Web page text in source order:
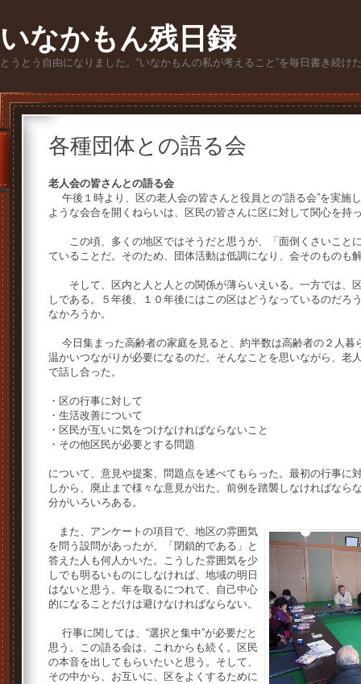
いなかもん残日録
とうとう自由になりました。“いなかもんの私が考えること”を毎日書き続け
各種団体との語る会
老人会の皆さんとの語る会
午後１時より、区の老人会の皆さんと役員との“語る会”を実施
ような会合を開くねらいは、区民の皆さんに区に対して関心を持
この頃、多くの地区ではそうだと思うが、「面倒くさいこと
ていることだ。そのため、団体活動は低調になり、会そのものも
そして、区内と人と人との関係が薄らいえいる。一方では、
しである。５年後、１０年後にはこの区はどうなっているのだろ
なかろうか。
今日集まった高齢者の家庭を見ると、約半数は高齢者の２人暮
温かいつながりが必要になるのだ。そんなことを思いながら、老
で話し合った。
・区の行事に対して
・生活改善について
・区民が互いに気をつけなければならないこと
・その他区民が必要とする問題
について、意見や提案、問題点を述べてもらった。最初の行事に
しから、廃止まで様々な意見が出た。前例を踏襲しなければなら
分がいろいろある。
また、アンケートの項目で、地区の雰囲気
を問う設問があったが、「閉鎖的である」と
答えた人も何人かいた。こうした雰囲気を少
しでも明るいものにしなければ、地域の明日
はないと思う。年を取るにつれて、自己中心
的になることだけは避けなければならない。
行事に関しては、“選択と集中”が必要だと
思う。この語る会は、これからも続く。区民
の本音を出してもらいたいと思う。そして、
その中から、お互いに、区をよくするために